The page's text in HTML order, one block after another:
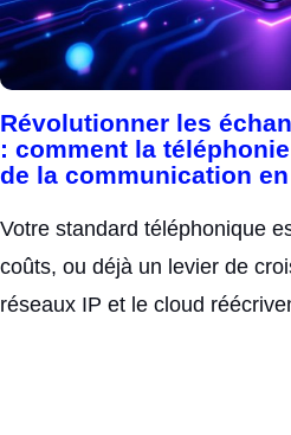
Révolutionner les
: comment la
de la communication
Votre standard téléphonique
coûts, ou déjà un levier de
réseaux IP et le cloud